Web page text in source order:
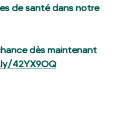
de santé dans notre
dès maintenant
42YX9OQ